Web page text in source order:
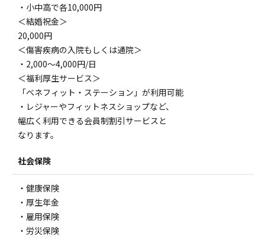
・小中高で各10,000円
＜結婚祝金＞
20,000円
＜傷害疾病の入院もしくは通院＞
・2,000〜4,000円/日
＜福利厚生サービス＞
「ベネフィット・ステーション」が利用可能
・レジャーやフィットネスショップなど、
幅広く利用できる会員制割引サービスと
なります。
社会保険
・健康保険
・厚生年金
・雇用保険
・労災保険